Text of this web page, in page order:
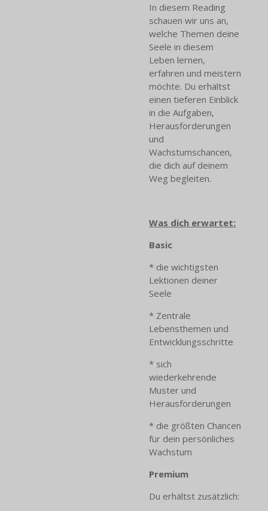
In diesem Reading
schauen wir uns an,
welche Themen deine
Seele in diesem
Leben lernen,
erfahren und meistern
möchte. Du erhältst
einen tieferen Einblick
in die Aufgaben,
Herausforderungen
und
Wachstumschancen,
die dich auf deinem
Weg begleiten.
Was dich erwartet:
Basic
* die wichtigsten
Lektionen deiner
Seele
* Zentrale
Lebensthemen und
Entwicklungsschritte
* sich
wiederkehrende
Muster und
Herausforderungen
* die größten Chancen
für dein persönliches
Wachstum
Premium
Du erhältst zusätzlich: